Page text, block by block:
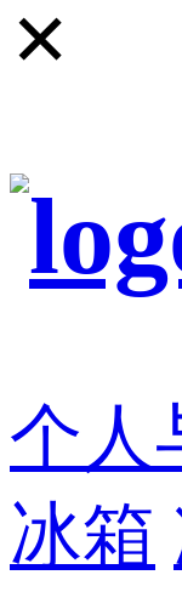
✕
个人
冰箱